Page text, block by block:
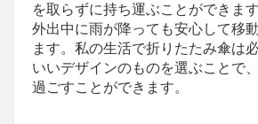
を取らずに持ち運ぶことができま
外出中に雨が降っても安心して移
ます。私の生活で折りたたみ傘は
いいデザインのものを選ぶことで
過ごすことができます。